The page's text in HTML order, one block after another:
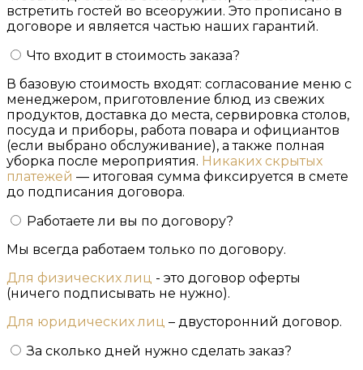
встретить гостей во всеоружии. Это прописано в
договоре и является частью наших гарантий.
Что входит в стоимость заказа?
В базовую стоимость входят: согласование меню с
менеджером, приготовление блюд из свежих
продуктов, доставка до места, сервировка столов,
посуда и приборы, работа повара и официантов
(если выбрано обслуживание), а также полная
уборка после мероприятия. Никаких скрытых
платежей — итоговая сумма фиксируется в смете
до подписания договора.
Работаете ли вы по договору?
Мы всегда работаем только по договору.
Для физических лиц - это договор оферты
(ничего подписывать не нужно).
Для юридических лиц – двусторонний договор.
За сколько дней нужно сделать заказ?